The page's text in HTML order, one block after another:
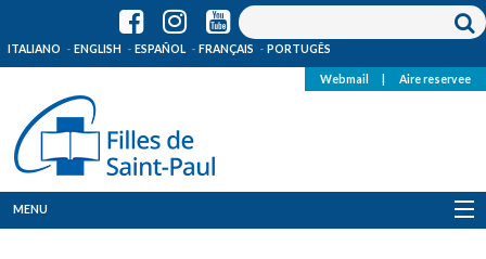
ITALIANO ENGLISH ESPAÑOL FRANÇAIS PORTUGÊS
Webmail Aire reservee
MENU